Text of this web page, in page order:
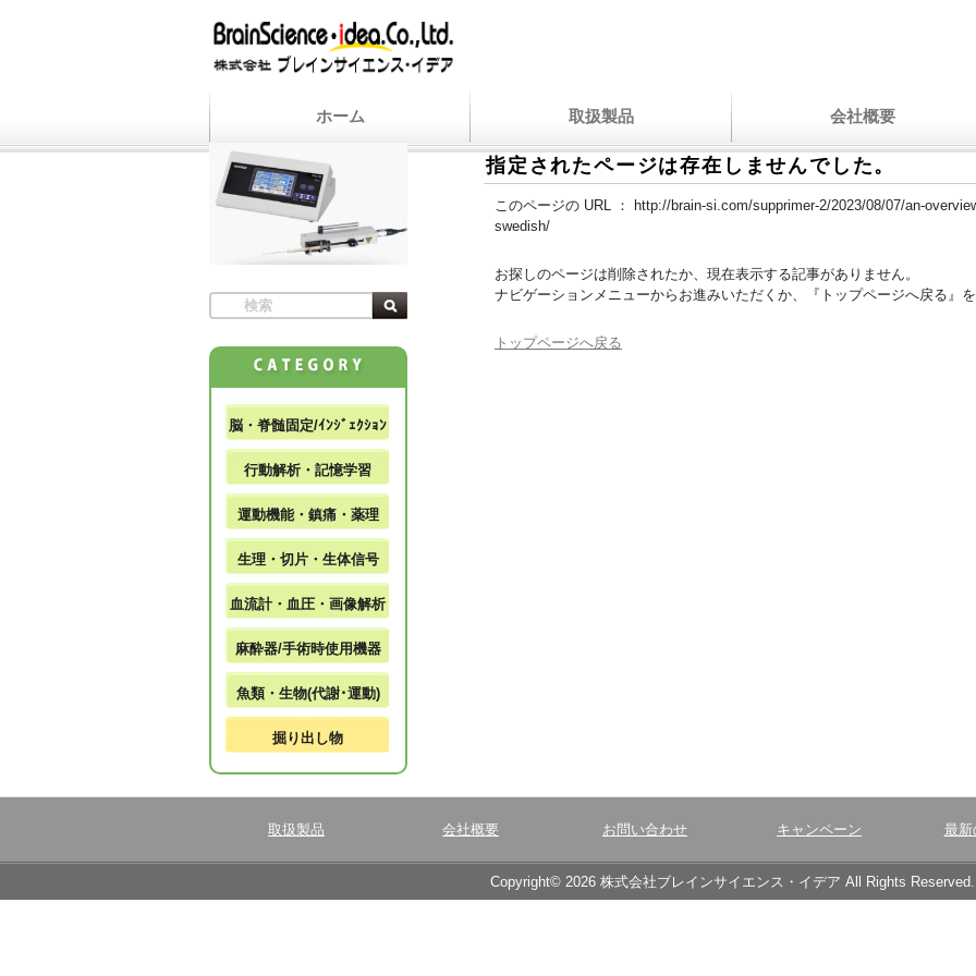
ホーム 取扱製品 会社概要
指定されたページは存在しませんでした。
このページの URL ：
http://brain-si.com/supprimer-2/2023/08/07/an-
swedish/
お探しのページは削除されたか、現在表示する記事がありません。
ナビゲーションメニューからお進みいただくか、『トップページへ戻る』を
トップページへ戻る
脳・脊髄固定/ｲﾝｼﾞｪｸｼｮﾝ
行動解析・記憶学習
運動機能・鎮痛・薬理
生理・切片・生体信号
血流計・血圧・画像解析
麻酔器/手術時使用機器
魚類・生物(代謝･運動)
掘り出し物
取扱製品 会社概要 お問い合わせ キャンペーン 最新
Copyright© 2026 株式会社ブレインサイエンス・イデア All Rights Reserved.